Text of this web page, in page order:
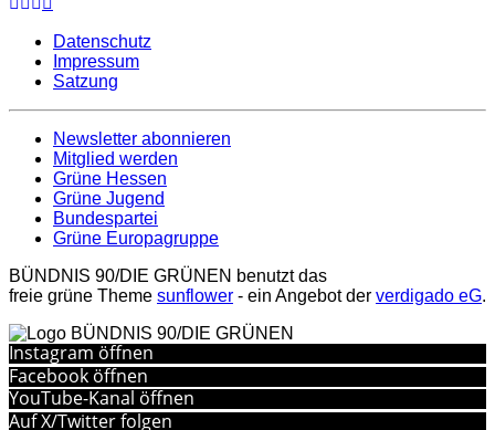
Datenschutz
Impressum
Satzung
Newsletter abonnieren
Mitglied werden
Grüne Hessen
Grüne Jugend
Bundespartei
Grüne Europagruppe
BÜNDNIS 90/DIE GRÜNEN benutzt das
freie grüne Theme sunflower ‐ ein Angebot der verdigado eG.
Instagram öffnen
Facebook öffnen
YouTube-Kanal öffnen
Auf X/Twitter folgen